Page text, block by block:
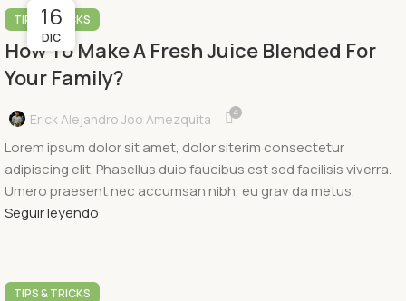
17
DIC
TIPS & TRICKS
How To Make A Fresh Juice Blended For
Your Family?
Erick Alejandro Joo Amezquita 4
Lorem ipsum dolor sit amet, dolor siterim consectetur
adipiscing elit. Phasellus duio faucibus est sed facilisis viverra.
Umero praesent nec accumsan nibh, eu grav da metus.
Seguir leyendo
16
DIC
TIPS & TRICKS